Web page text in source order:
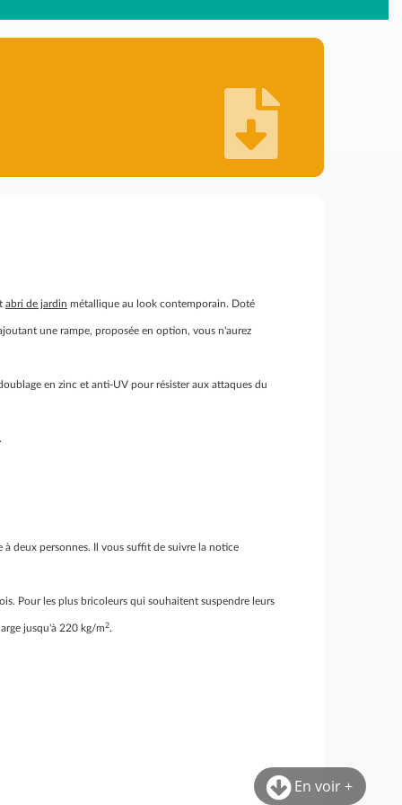
En voir +
abri de jardin métallique au look contemporain. Doté
une rampe, proposée en option, vous n'aurez
en zinc et anti-UV pour résister aux attaques du
.
à deux personnes. Il vous suffit de suivre la notice
Pour les plus bricoleurs qui souhaitent suspendre leurs
jusqu'à 220 kg/m2.